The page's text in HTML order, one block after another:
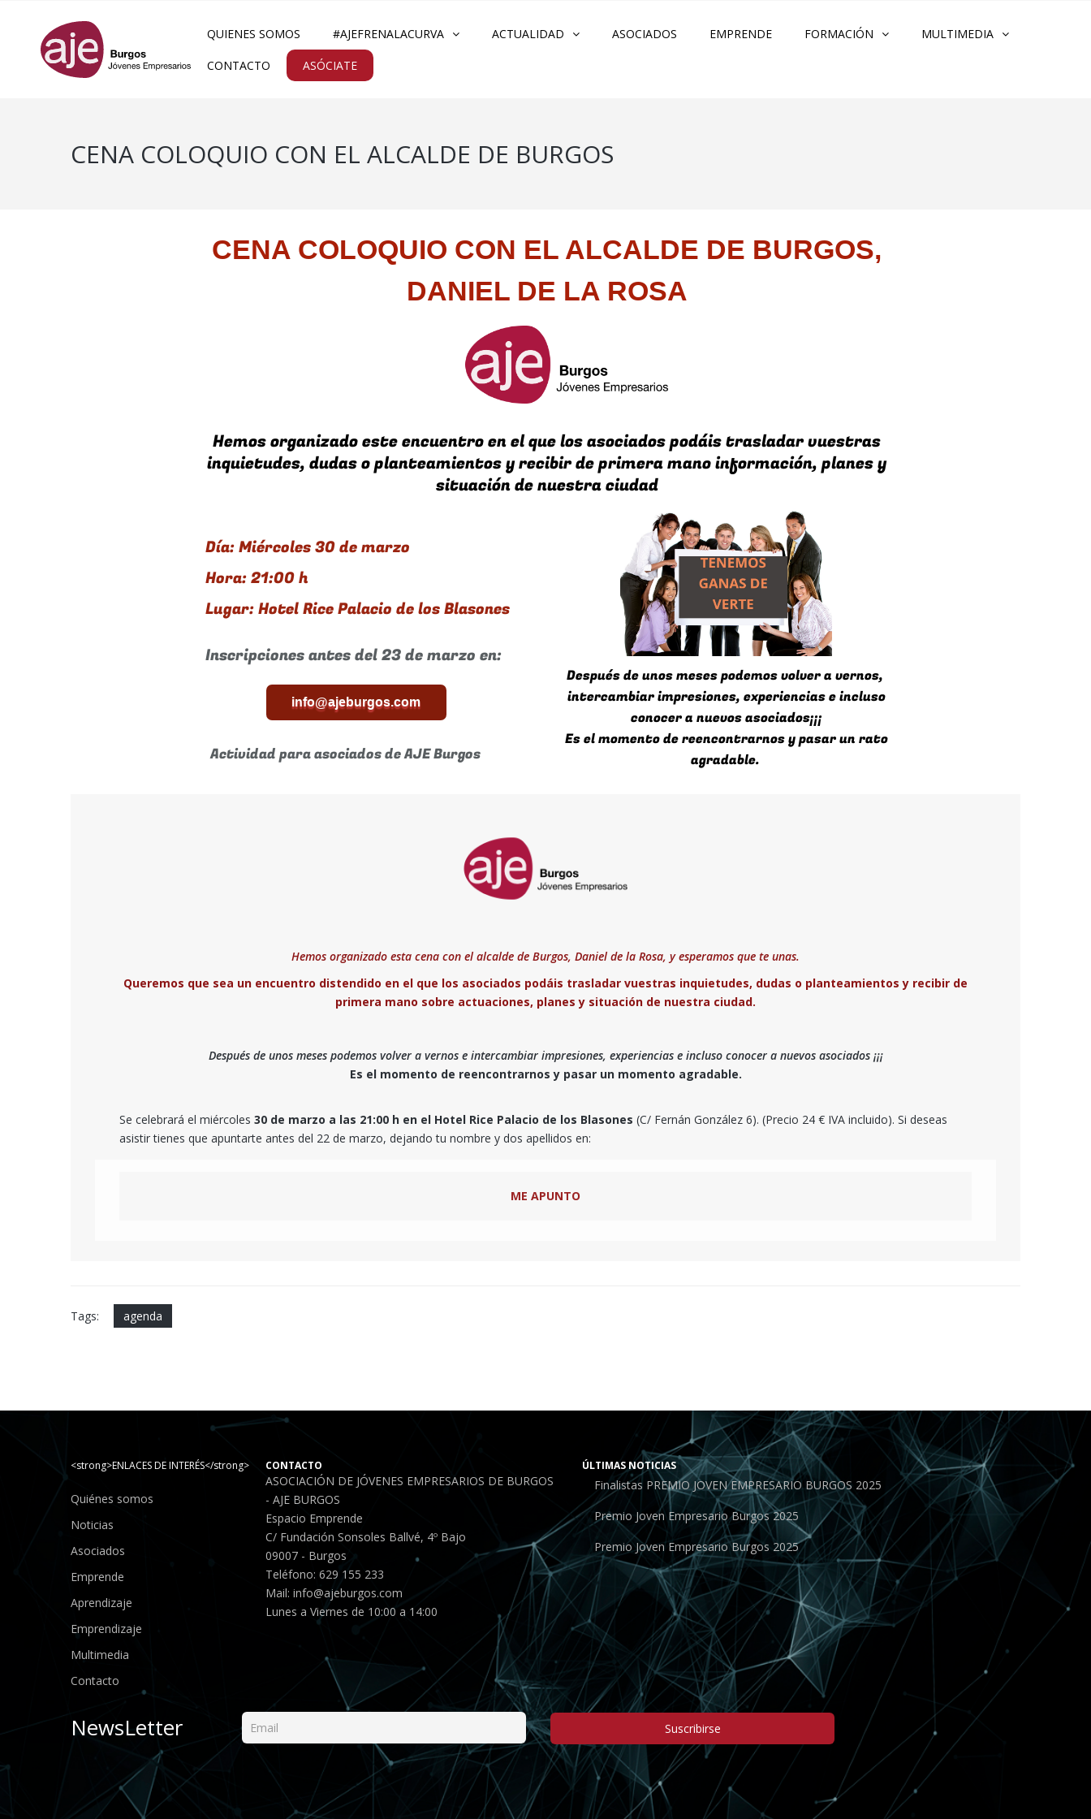
QUIENES SOMOS #AJEFRENALACURVA ACTUALIDAD ASOCIADOS EMPRENDE FORMACIÓN MULTIMEDIA
CONTACTO ASÓCIATE
CENA COLOQUIO CON EL ALCALDE DE BURGOS
Hemos organizado esta cena con el alcalde de Burgos, Daniel de la Rosa, y esperamos que te unas.
Queremos que sea un encuentro distendido en el que los asociados podáis trasladar vuestras inquietudes, dudas o planteamientos y recibir de
primera mano sobre actuaciones, planes y situación de nuestra ciudad.
Después de unos meses podemos volver a vernos e intercambiar impresiones, experiencias e incluso conocer a nuevos asociados ¡¡¡
Es el momento de reencontrarnos y pasar un momento agradable.
Se celebrará el miércoles 30 de marzo a las 21:00 h en el Hotel Rice Palacio de los Blasones (C/ Fernán González 6). (Precio 24 € IVA incluido). Si deseas
asistir tienes que apuntarte antes del 22 de marzo, dejando tu nombre y dos apellidos en:
ME APUNTO
Tags: agenda
<strong>ENLACES DE INTERÉS</strong>
Quiénes somos
Noticias
Asociados
Emprende
Aprendizaje
Emprendizaje
Multimedia
Contacto
CONTACTO
ASOCIACIÓN DE JÓVENES EMPRESARIOS DE BURGOS
- AJE BURGOS
Espacio Emprende
C/ Fundación Sonsoles Ballvé, 4º Bajo
09007 - Burgos
Teléfono: 629 155 233
Mail: info@ajeburgos.com
Lunes a Viernes de 10:00 a 14:00
ÚLTIMAS NOTICIAS
Finalistas PREMIO JOVEN EMPRESARIO BURGOS 2025
Premio Joven Empresario Burgos 2025
Premio Joven Empresario Burgos 2025
NewsLetter Suscribirse